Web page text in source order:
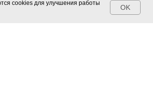
cookies для улучшения работы
OK